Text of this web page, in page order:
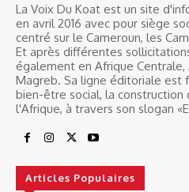
La Voix Du Koat est un site
en avril 2016 avec pour siège
centré sur le Cameroun, les
Et après différentes
également en Afrique
Magreb. Sa ligne éditoriale est
bien-être social, la construction
l'Afrique, à travers son slogan
Articles Populaires